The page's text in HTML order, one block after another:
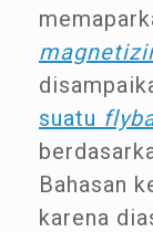
suatu
Bahasan
karena